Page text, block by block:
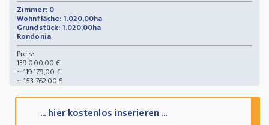
Zimmer: 0
Wohnfläche: 1.020,00ha
Grundstück: 1.020,00ha
Rondonia
Preis:
139.000,00 €
~ 119.179,00 £
~ 153.762,00 $
... hier kostenlos inserieren ...